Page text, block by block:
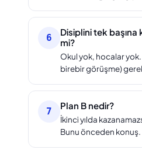
6
Disiplini tek
mi?
Okul yok, hocalar
birebir görüşme)
7
Plan B nedir?
İkinci yılda
Bunu önceden konuş.